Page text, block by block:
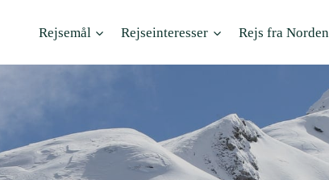
Rejsemål Rejseinteresser Rejs fra Norden